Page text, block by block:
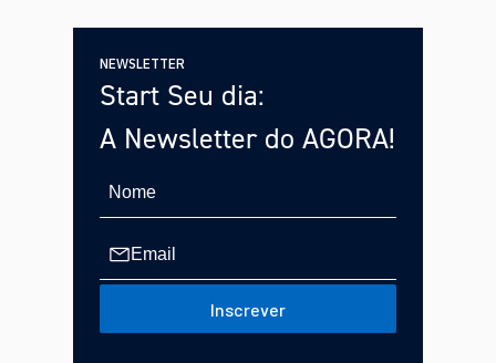
NEWSLETTER
Start Seu dia:
A Newsletter do AGORA!
Inscrever